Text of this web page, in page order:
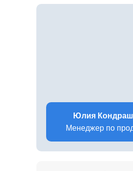
Юлия
Менеджер по